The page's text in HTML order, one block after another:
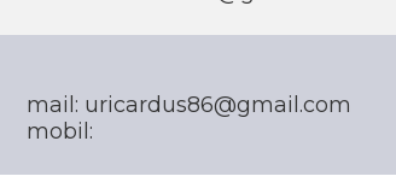
mail: uricardus86@gmail.com
mobil: